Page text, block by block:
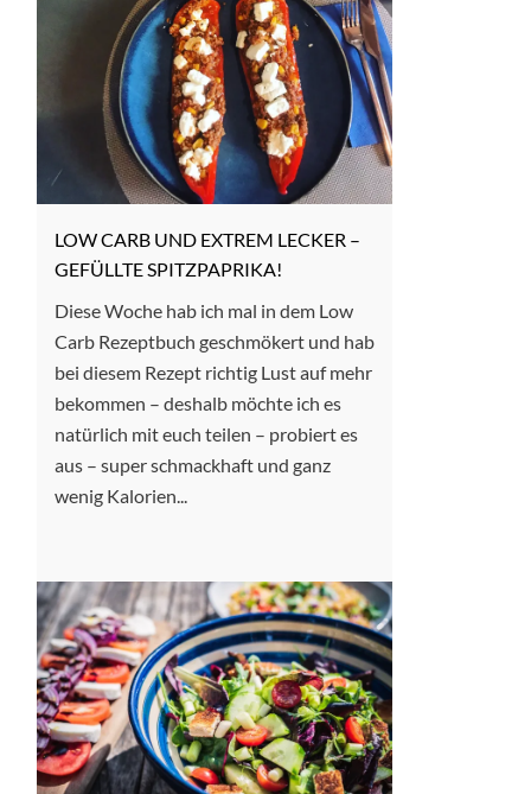
LOW CARB UND EXTREM LECKER –
GEFÜLLTE SPITZPAPRIKA!
Diese Woche hab ich mal in dem Low
Carb Rezeptbuch geschmökert und hab
bei diesem Rezept richtig Lust auf mehr
bekommen – deshalb möchte ich es
natürlich mit euch teilen – probiert es
aus – super schmackhaft und ganz
wenig Kalorien...